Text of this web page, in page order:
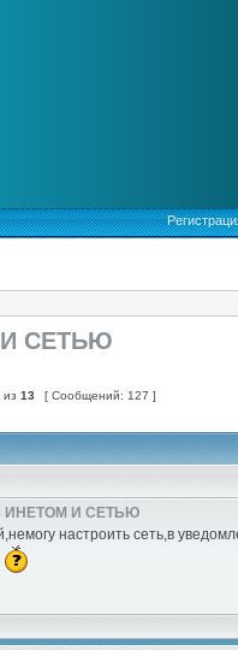
СЕТЬЮ
из 13 [ Сообщений: 127 ]
ИНЕТОМ И СЕТЬЮ
настроить сеть,в